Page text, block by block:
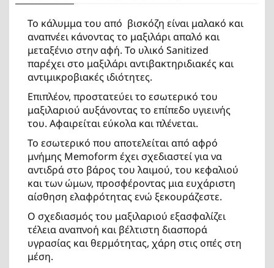
Το κάλυμμα του από βισκόζη είναι μαλακό και
αναπνέει κάνοντας το μαξιλάρι απαλό και
μεταξένιο στην αφή. Το υλικό Sanitized
παρέχει στο μαξιλάρι αντιβακτηριδιακές και
αντιμικροβιακές ιδιότητες.
Επιπλέον, προστατεύει το εσωτερικό του
μαξιλαριού αυξάνοντας το επίπεδο υγιεινής
του. Αφαιρείται εύκολα και πλένεται.
Το εσωτερικό που αποτελείται από αφρό
μνήμης Memoform έχει σχεδιαστεί για να
αντιδρά στο βάρος του λαιμού, του κεφαλιού
και των ώμων, προσφέροντας μια ευχάριστη
αίσθηση ελαφρότητας ενώ ξεκουράζεστε.
Ο σχεδιασμός του μαξιλαριού εξασφαλίζει
τέλεια αναπνοή και βέλτιστη διασπορά
υγρασίας και θερμότητας, χάρη στις οπές στη
μέση.